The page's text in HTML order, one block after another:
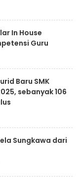
In House
Guru
Baru SMK
sebanyak 106
Sungkawa dari